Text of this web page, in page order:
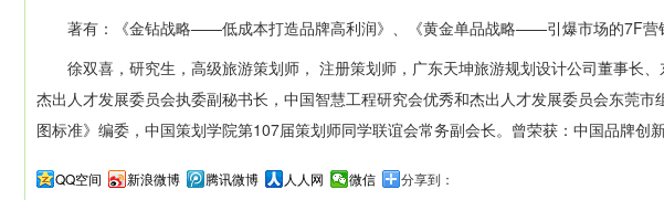
著有：《金钻战略——低成本打造品牌高利润》、《黄金单品战略——引爆市场的7F营销
徐双喜，研究生，高级旅游策划师， 注册策划师，广东天坤旅游规划设计公司董事长
杰出人才发展委员会执委副秘书长，中国智慧工程研究会优秀和杰出人才发展委员会东莞
图标准》编委，中国策划学院第107届策划师同学联谊会常务副会长。曾荣获：中国品牌创
QQ空间 新浪微博 腾讯微博 人人网 微信 分享到：